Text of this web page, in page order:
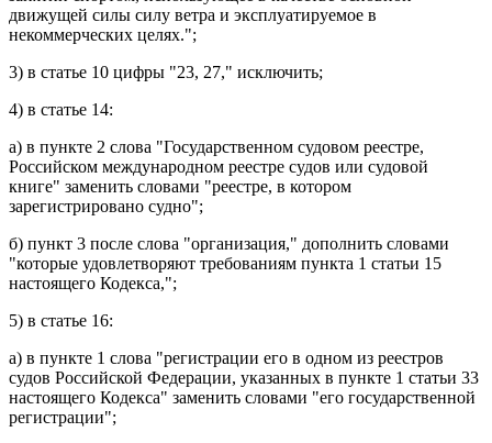
движущей силы силу ветра и эксплуатируемое в
некоммерческих целях.";
3) в статье 10 цифры "23, 27," исключить;
4) в статье 14:
а) в пункте 2 слова "Государственном судовом реестре,
Российском международном реестре судов или судовой
книге" заменить словами "реестре, в котором
зарегистрировано судно";
б) пункт 3 после слова "организация," дополнить словами
"которые удовлетворяют требованиям пункта 1 статьи 15
настоящего Кодекса,";
5) в статье 16:
а) в пункте 1 слова "регистрации его в одном из реестров
судов Российской Федерации, указанных в пункте 1 статьи 33
настоящего Кодекса" заменить словами "его государственной
регистрации";